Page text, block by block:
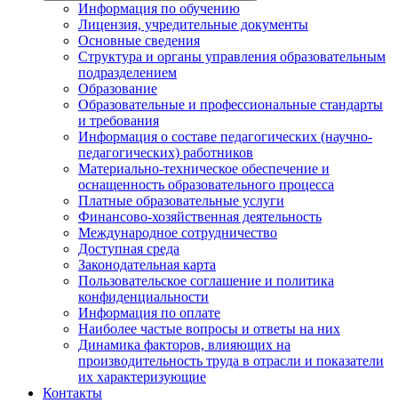
Информация по обучению
Лицензия, учредительные документы
Основные сведения
Структура и органы управления образовательным
подразделением
Образование
Образовательные и профессиональные стандарты
и требования
Информация о составе педагогических (научно-
педагогических) работников
Материально-техническое обеспечение и
оснащенность образовательного процесса
Платные образовательные услуги
Финансово-хозяйственная деятельность
Международное сотрудничество
Доступная среда
Законодательная карта
Пользовательское соглашение и политика
конфиденциальности
Информация по оплате
Наиболее частые вопросы и ответы на них
Динамика факторов, влияющих на
производительность труда в отрасли и показатели
их характеризующие
Контакты